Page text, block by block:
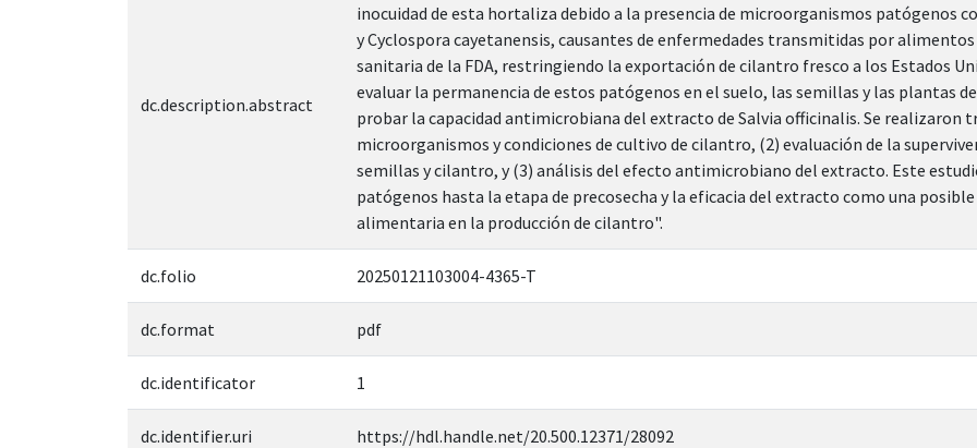
dc.description.abstract
inocuidad de esta hortaliza debido a la presencia de microorganismos patógenos
y Cyclospora cayetanensis, causantes de enfermedades transmitidas por
sanitaria de la FDA, restringiendo la exportación de cilantro fresco a los Estados
evaluar la permanencia de estos patógenos en el suelo, las semillas y las plantas
probar la capacidad antimicrobiana del extracto de Salvia officinalis. Se realizaron
microorganismos y condiciones de cultivo de cilantro, (2) evaluación de la
semillas y cilantro, y (3) análisis del efecto antimicrobiano del extracto. Este
patógenos hasta la etapa de precosecha y la eficacia del extracto como una
alimentaria en la producción de cilantro".
dc.folio 20250121103004-4365-T
dc.format pdf
dc.identificator 1
dc.identifier.uri https://hdl.handle.net/20.500.12371/28092